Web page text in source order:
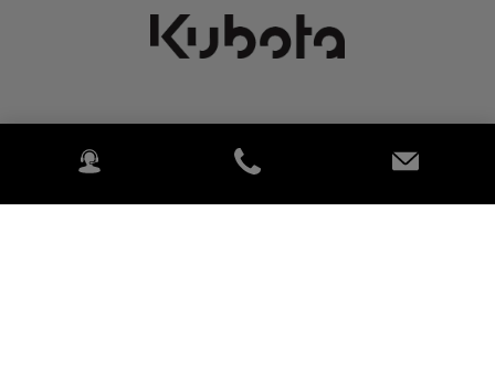
©2026 Kubota for Snoekx Tuinmachines.
2020 Kubota Tractor Corporation. All rights reserved. (Alle